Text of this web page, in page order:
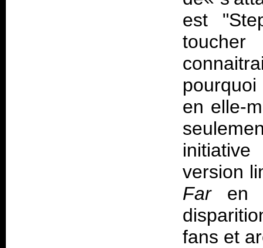
est
en elle-
version
Faren
fans et